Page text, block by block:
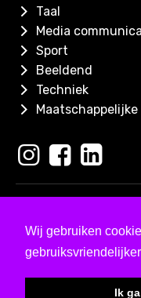
Wij gebruiken
Ik
Taal
Media
Sport
Beeldend
Techniek
Skills for Kids
Ontwerp & ontwikkeld